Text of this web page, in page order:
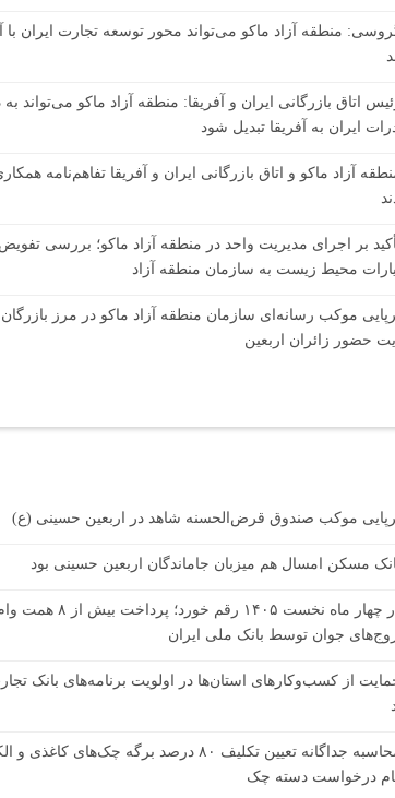
منطقه آزاد ماکو می‌تواند محور توسعه تجارت ایران با
اتاق بازرگانی ایران و آفریقا: منطقه آزاد ماکو می‌تواند به
ایران به آفریقا تبدیل شود
آزاد ماکو و اتاق بازرگانی ایران و آفریقا تفاهم‌نامه
بر اجرای مدیریت واحد در منطقه آزاد ماکو؛ بررسی تفویض
محیط زیست به سازمان منطقه آزاد
موکب رسانه‌ای سازمان منطقه آزاد ماکو در مرز
حضور زائران اربعین
موکب صندوق قرض‌الحسنه شاهد در اربعین حسینی (ع)
مسکن امسال هم میزبان جاماندگان اربعین حسینی بود
در چهار ماه نخست ۱۴۰۵ رقم
جوان توسط بانک ملی ایران
از کسب‌وکارهای استان‌ها در اولویت برنامه‌های بانک
محاسبه جداگانه تعیین تکلیف ۸۰ درصد برگه چک‌های
درخواست دسته چک